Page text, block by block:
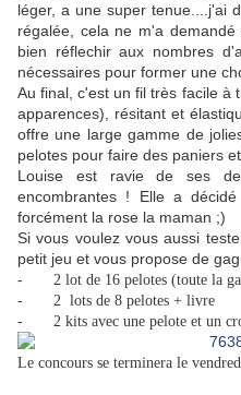
léger, a une super tenue....j'ai
régalée, cela ne m'a
bien réflechir aux nombres
nécessaires pour former une
Au final, c'est un fil très facile à
apparences), résitant et
offre une large gamme de
pelotes pour faire des paniers
Louise est ravie de ses
encombrantes ! Elle a
forcément la rose la maman ;)
Si vous voulez vous aussi
petit jeu et vous propose de
-
2 lot de 16 pelotes (toute la
- 2 lots de 8 pelotes + livre
- 2 kits avec une pelote et un
Le concours se terminera le